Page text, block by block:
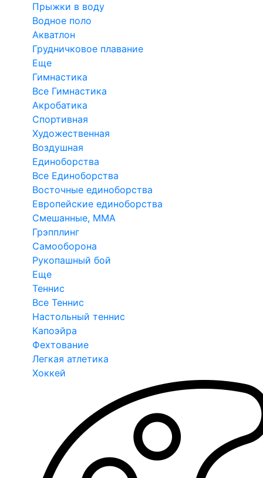
Прыжки в воду
Водное поло
Акватлон
Грудничковое плавание
Еще
Гимнастика
Все Гимнастика
Акробатика
Спортивная
Художественная
Воздушная
Единоборства
Все Единоборства
Восточные единоборства
Европейские единоборства
Смешанные, ММА
Грэпплинг
Самооборона
Рукопашный бой
Еще
Теннис
Все Теннис
Настольный теннис
Капоэйра
Фехтование
Легкая атлетика
Хоккей